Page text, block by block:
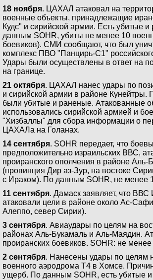
18 ноября. ЦАХАЛ атаковал на
военные объекты, принадлежащие
Кудс" и сирийской армии. Есть убитые
данным SOHR, убиты не менее 10
боевиков). СМИ сообщают, что был
комплекс ПВО "Панцирь-С1"
Удары были осуществлены в ответ на
на границе.
21 октября. ЦАХАЛ нанес удары по
и сирийской армии в районе Кунейтры.
были убитые и раненые. Атакованные
использовались сирийской армией и
"Хизбаллы" для сбора информации о
ЦАХАЛа на Голанах.
14 сентября. SOHR передает, что
предположительно израильских ВВС,
проиранского ополчения в районе Аль-
(провинция Дир аз-Зур, на востоке
с Ираком). По данным SOHR, не менее
11 сентября. Дамаск заявляет, что ВВС
атаковали цели в районе около Ас-
Алеппо, север Сирии).
3 сентября. Авиаудары по целям на
районах Аль-Букамаль и Аль-Маядин.
проиранских боевиков. SOHR: не
2 сентября. Нанесены удары по целям
военного аэродрома Т4 в Хомсе.
ущерб. По данным SOHR, есть убитые